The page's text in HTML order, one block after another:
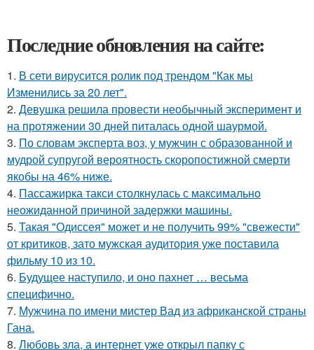
Последние обновления на сайте:
1. В сети вирусится ролик под трендом "Как мы
Изменились за 20 лет".
2. Девушка решила провести необычный эксперимент и
на протяжении 30 дней питалась одной шаурмой.
3. По словам эксперта воз, у мужчин с образованной и
мудрой супругой вероятность скоропостижной смерти
якобы на 46% ниже.
4. Пассажирка такси столкнулась с максимально
неожиданной причиной задержки машины.
5. Такая "Одиссея" может и не получить 99% "свежести"
от критиков, зато мужская аудитория уже поставила
фильму 10 из 10.
6. Будущее наступило, и оно пахнет … весьма
специфично.
7. Мужчина по имени мистер Вад из африканской страны
Гана.
8. Любовь зла, а интернет уже открыл папку с